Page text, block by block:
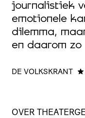
journalistiek
emotionele
dilemma,
en daarom zo
DE VOLKSKRANT
OVER